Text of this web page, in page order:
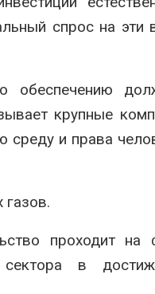
спрос на эти
обеспечению
крупные
среду и права
газов.
проходит на
в